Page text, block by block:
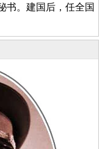
书。建国后，任全国